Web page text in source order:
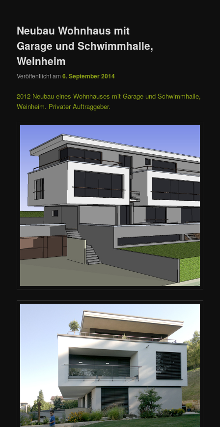
Neubau Wohnhaus mit
Garage und Schwimmhalle,
Weinheim
Veröffentlicht am6. September 2014
2012 Neubau eines Wohnhauses mit Garage und Schwimmhalle,
Weinheim. Privater Auftraggeber.